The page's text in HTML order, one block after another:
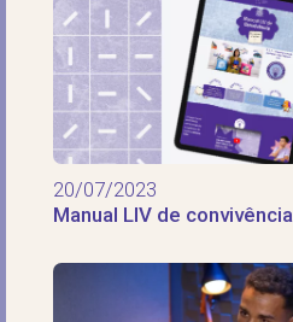
20/07/2023
Manual LIV de convivência